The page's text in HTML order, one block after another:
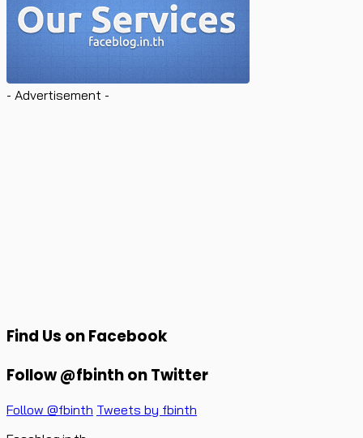
- Advertisement -
Find Us on Facebook
Follow @fbinth on Twitter
Follow @fbinth Tweets by fbinth